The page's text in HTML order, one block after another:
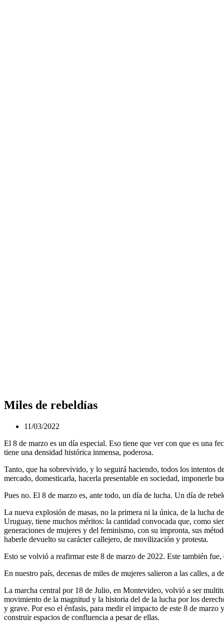
Miles de rebeldías
11/03/2022
El 8 de marzo es un día especial. Eso tiene que ver con que es una
tiene una densidad histórica inmensa, poderosa.
Tanto, que ha sobrevivido, y lo seguirá haciendo, todos los intentos
mercado, domesticarla, hacerla presentable en sociedad, imponerle
Pues no. El 8 de marzo es, ante todo, un día de lucha. Un día de
La nueva explosión de masas, no la primera ni la única, de la lucha
Uruguay, tiene muchos méritos: la cantidad convocada que, como
generaciones de mujeres y del feminismo, con su impronta, sus
haberle devuelto su carácter callejero, de movilización y protesta.
Esto se volvió a reafirmar este 8 de marzo de 2022. Este también
En nuestro país, decenas de miles de mujeres salieron a las calles, a
La marcha central por 18 de Julio, en Montevideo, volvió a ser
movimiento de la magnitud y la historia del de la lucha por los
y grave. Por eso el énfasis, para medir el impacto de este 8 de
construir espacios de confluencia a pesar de ellas.